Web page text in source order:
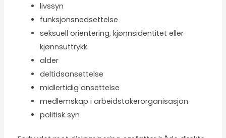
livssyn
funksjonsnedsettelse
seksuell orientering, kjønnsidentitet eller
kjønnsuttrykk
alder
deltidsansettelse
midlertidig ansettelse
medlemskap i arbeidstakerorganisasjon
politisk syn